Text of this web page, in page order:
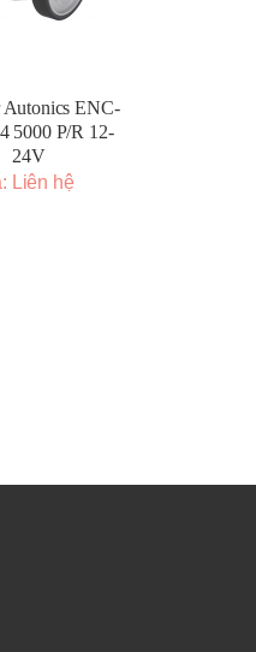
Autonics ENC-
5000 P/R 12-
24V
Liên hệ